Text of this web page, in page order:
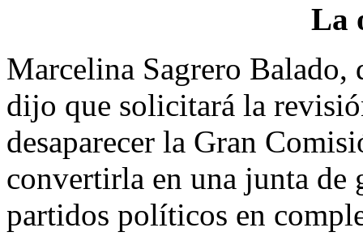
La
Marcelina Sagrero
dijo que solicitará la
desaparecer la Gran
convertirla en una junta
partidos políticos en